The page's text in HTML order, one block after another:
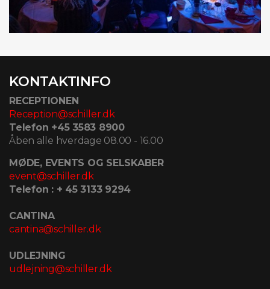
KONTAKTINFO
RECEPTIONEN
Reception@schiller.dk
Telefon +45 3583 8900
Åben alle hverdage 08.00 - 16.00
MØDE, EVENTS OG SELSKABER
event@schiller.dk
Telefon : + 45 3133 9294
CANTINA
cantina@schiller.dk
UDLEJNING
udlejning@schiller.dk